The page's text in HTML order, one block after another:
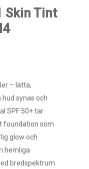
Skin Tint
– lätta,
synas och
SPF 50+ tar
foundation som
glow och
hemliga
bredspektrum